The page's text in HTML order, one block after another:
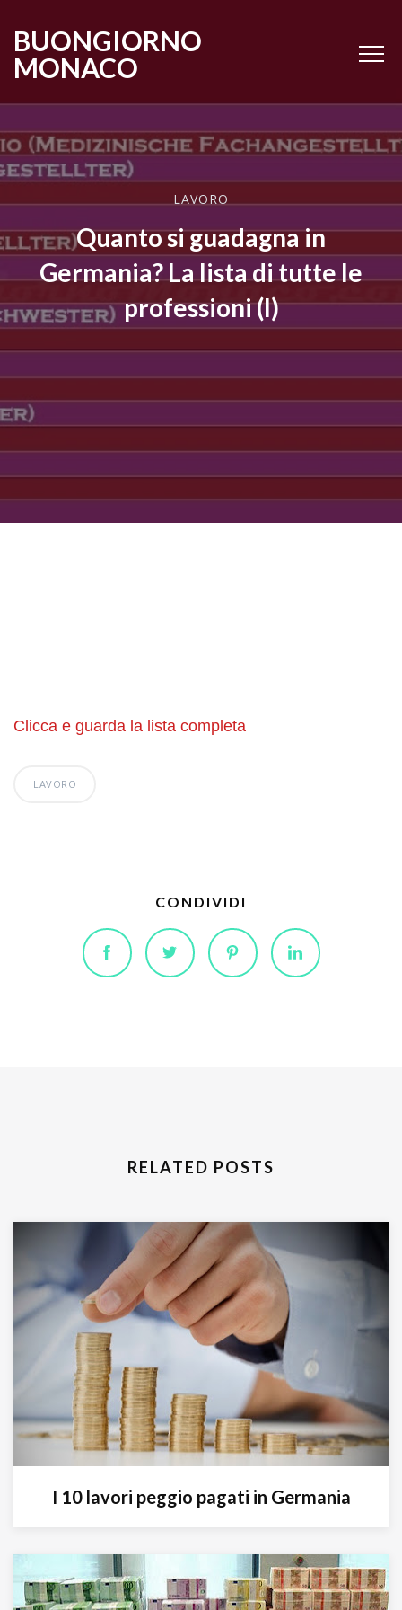
BUONGIORNO
MONACO
LAVORO
Quanto si guadagna in
Germania? La lista di tutte le
professioni (I)
Clicca e guarda la lista completa
LAVORO
CONDIVIDI
RELATED POSTS
I 10 lavori peggio pagati in Germania